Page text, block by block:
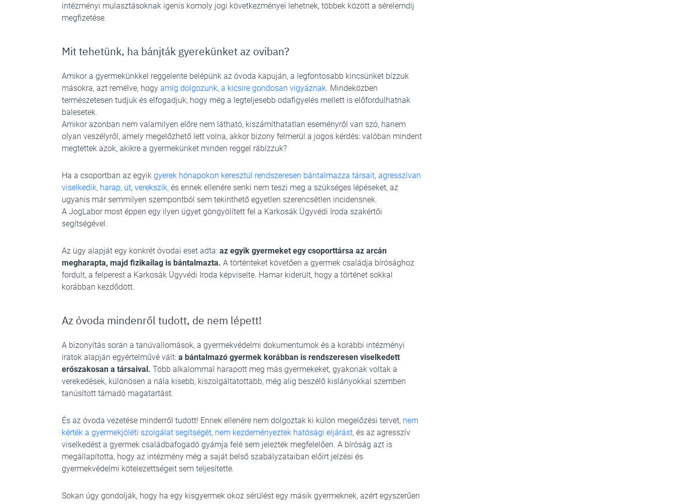
intézményi mulasztásoknak igenis komoly jogi következményei lehetnek, többek között a sérelemdíj
megfizetése.
Mit tehetünk, ha bánjták gyerekünket az oviban?
Amikor a gyermekünkkel reggelente belépünk az óvoda kapuján, a legfontosabb kincsünket bízzuk
másokra, azt remélve, hogy amíg dolgozunk, a kicsire gondosan vigyáznak. Mindeközben
természetesen tudjuk és elfogadjuk, hogy még a legteljesebb odafigyelés mellett is előfordulhatnak
balesetek.
Amikor azonban nem valamilyen előre nem látható, kiszámíthatatlan eseményről van szó, hanem
olyan veszélyről, amely megelőzhető lett volna, akkor bizony felmerül a jogos kérdés: valóban mindent
megtettek azok, akikre a gyermekünket minden reggel rábízzuk?
Ha a csoportban az egyik gyerek hónapokon keresztül rendszeresen bántalmazza társait, agresszívan
viselkedik, harap, üt, verekszik, és ennek ellenére senki nem teszi meg a szükséges lépéseket, az
ugyanis már semmilyen szempontból sem tekinthető egyetlen szerencsétlen incidensnek.
A JogLabor most éppen egy ilyen ügyet göngyölített fel a Karkosák Ügyvédi Iroda szakértői
segítségével.
Az ügy alapját egy konkrét óvodai eset adta: az egyik gyermeket egy csoporttársa az arcán
megharapta, majd fizikailag is bántalmazta. A történteket követően a gyermek családja bírósághoz
fordult, a felperest a Karkosák Ügyvédi Iroda képviselte. Hamar kiderült, hogy a történet sokkal
korábban kezdődött.
Az óvoda mindenről tudott, de nem lépett!
A bizonyítás során a tanúvallomások, a gyermekvédelmi dokumentumok és a korábbi intézményi
iratok alapján egyértelművé vált: a bántalmazó gyermek korábban is rendszeresen viselkedett
erőszakosan a társaival. Több alkalommal harapott meg más gyermekeket, gyakoriak voltak a
verekedések, különösen a nála kisebb, kiszolgáltatottabb, még alig beszélő kislányokkal szemben
tanúsított támadó magatartást.
És az óvoda vezetése minderről tudott! Ennek ellenére nem dolgoztak ki külön megelőzési tervet, nem
kérték a gyermekjóléti szolgálat segítségét, nem kezdeményeztek hatósági eljárást, és az agresszív
viselkedést a gyermek családbafogadó gyámja felé sem jelezték megfelelően. A bíróság azt is
megállapította, hogy az intézmény még a saját belső szabályzataiban előírt jelzési és
gyermekvédelmi kötelezettségeit sem teljesítette.
Sokan úgy gondolják, hogy ha egy kisgyermek okoz sérülést egy másik gyermeknek, azért egyszerűen